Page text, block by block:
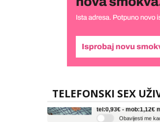
TELEFONSKI SEX
Lucija
Tel:064/677-677 - Kod:
tel:0,93€ - mob:1,12€
Obavijesti me